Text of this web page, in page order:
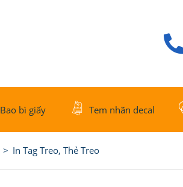
Bao bì giấy Tem nhãn decal
> In Tag Treo, Thẻ Treo